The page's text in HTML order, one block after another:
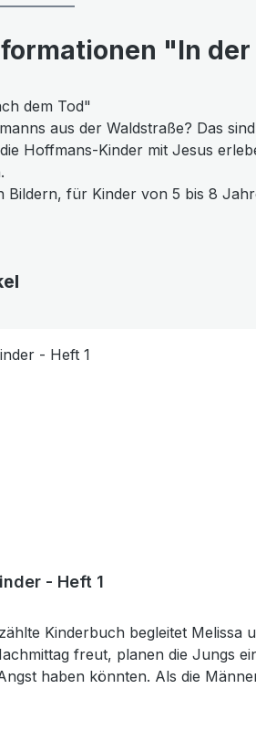
"In
dem Tod"
aus der Waldstraße? Das
Hoffmans-Kinder mit Jesus
Bildern, für Kinder von 5 bis 8
- Heft 1
Kinderbuch begleitet Melissa
freut, planen die Jungs
in den Wald aufbrechen, wartet auf Melissa, ihre Schwester Betty und Mama eine
Mama mit Melissa darüber, wie wichtig